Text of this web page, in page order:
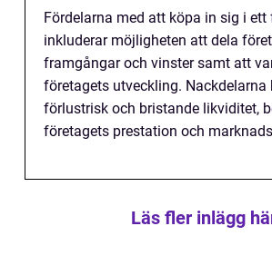
Fördelarna med att köpa in sig i ett
inkluderar möjligheten att dela
framgångar och vinster samt att
företagets utveckling. Nackdelarna
förlustrisk och bristande likviditet,
företagets prestation och
Läs fler inlägg